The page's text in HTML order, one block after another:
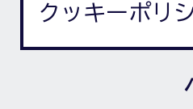
クッキーポリ